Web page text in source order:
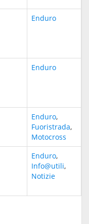
Enduro
Enduro
Enduro,
Fuoristrada,
Motocross
Enduro,
Info@utili,
Notizie